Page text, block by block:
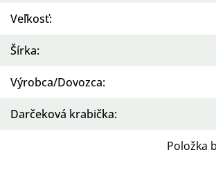
Veľkosť:
Šírka:
Výrobca/Dovozca:
Darčeková krabička:
Položka